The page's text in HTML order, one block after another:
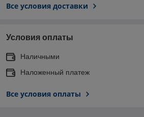
Все условия доставки
Условия оплаты
Наличными
Наложенный платеж
Все условия оплаты